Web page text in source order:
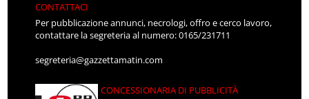
CONTATTACI
Per pubblicazione annunci, necrologi, offro e cerco lavoro,
contattare la segreteria al numero: 0165/231711
segreteria@gazzettamatin.com
CONCESSIONARIA DI PUBBLICITÀ